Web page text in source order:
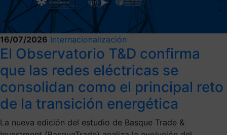
16/07/2026 Internacionalización
El Observatorio T&D confirma
que las redes eléctricas se
consolidan como el principal reto
de la transición energética
La nueva edición del estudio de Basque Trade &